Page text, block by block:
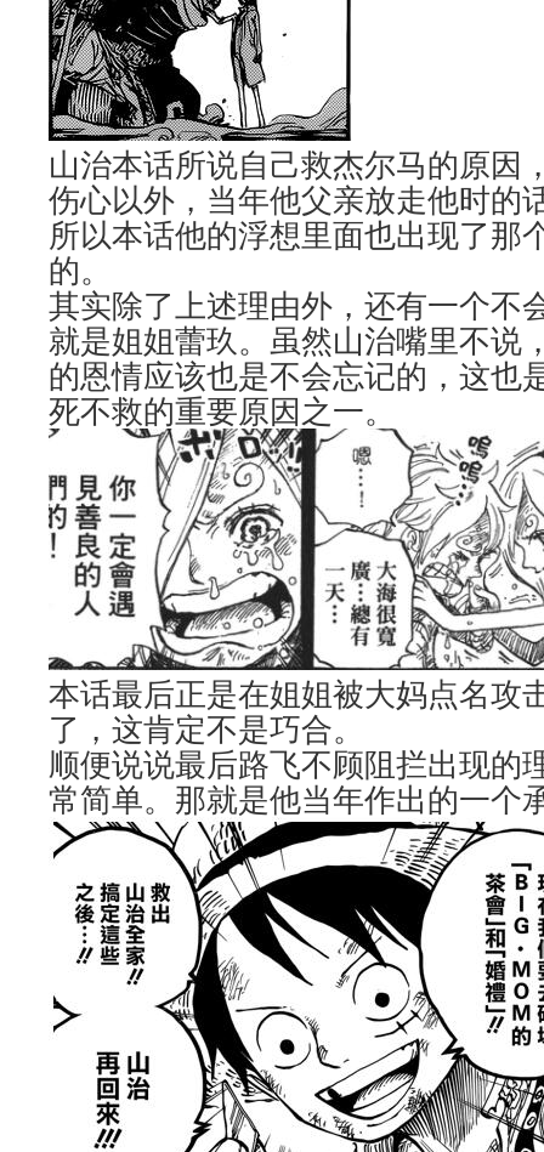
山治本话所说自己救杰尔马的原因
伤心以外，当年他父亲放走他时的
所以本话他的浮想里面也出现了那
的。
其实除了上述理由外，还有一个不
就是姐姐蕾玖。虽然山治嘴里不说
的恩情应该也是不会忘记的，这也
死不救的重要原因之一。
本话最后正是在姐姐被大妈点名攻
了，这肯定不是巧合。
顺便说说最后路飞不顾阻拦出现的
常简单。那就是他当年作出的一个